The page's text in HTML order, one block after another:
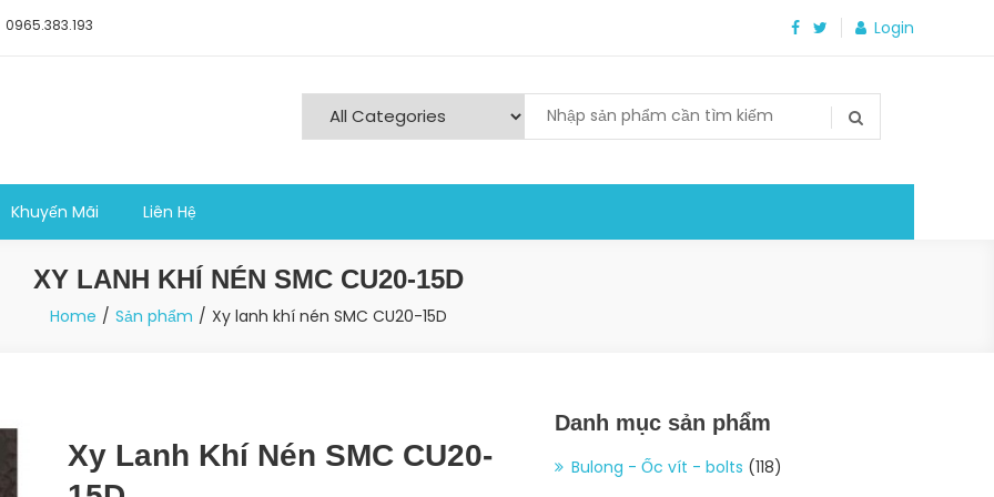
0965.383.193 Login
Khuyến Mãi Liên Hệ
XY LANH KHÍ NÉN SMC CU20-15D
Home Sản phẩm Xy lanh khí nén SMC CU20-15D
Xy Lanh Khí Nén SMC CU20-
Danh mục sản phẩm
Bulong - Ốc vít - bolts (118)